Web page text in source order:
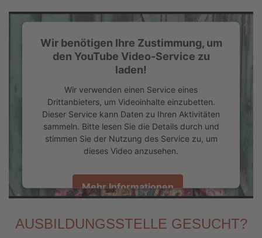
Wir benötigen Ihre Zustimmung, um
den YouTube Video-Service zu
laden!
Wir verwenden einen Service eines
Drittanbieters, um Videoinhalte einzubetten.
Dieser Service kann Daten zu Ihren Aktivitäten
sammeln. Bitte lesen Sie die Details durch und
stimmen Sie der Nutzung des Service zu, um
dieses Video anzusehen.
Mehr Informationen
Akzeptieren
AUSBILDUNGSSTELLE GESUCHT?